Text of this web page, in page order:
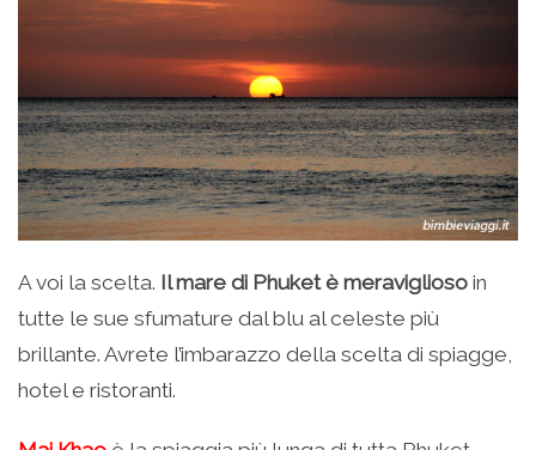
A voi la scelta. Il mare di Phuket è meraviglioso in
tutte le sue sfumature dal blu al celeste più
brillante. Avrete l’imbarazzo della scelta di spiagge,
hotel e ristoranti.